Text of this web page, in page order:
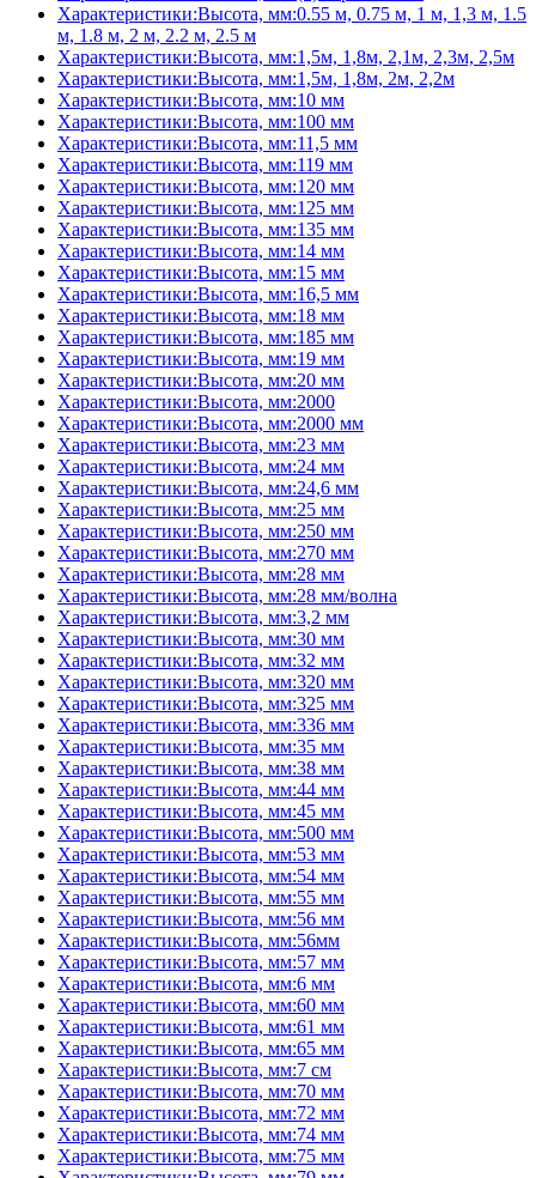
Характеристики:Высота, мм:0.55 м, 0.75 м, 1 м, 1,3 м, 1.5
м, 1.8 м, 2 м, 2.2 м, 2.5 м
Характеристики:Высота, мм:1,5м, 1,8м, 2,1м, 2,3м, 2,5м
Характеристики:Высота, мм:1,5м, 1,8м, 2м, 2,2м
Характеристики:Высота, мм:10 мм
Характеристики:Высота, мм:100 мм
Характеристики:Высота, мм:11,5 мм
Характеристики:Высота, мм:119 мм
Характеристики:Высота, мм:120 мм
Характеристики:Высота, мм:125 мм
Характеристики:Высота, мм:135 мм
Характеристики:Высота, мм:14 мм
Характеристики:Высота, мм:15 мм
Характеристики:Высота, мм:16,5 мм
Характеристики:Высота, мм:18 мм
Характеристики:Высота, мм:185 мм
Характеристики:Высота, мм:19 мм
Характеристики:Высота, мм:20 мм
Характеристики:Высота, мм:2000
Характеристики:Высота, мм:2000 мм
Характеристики:Высота, мм:23 мм
Характеристики:Высота, мм:24 мм
Характеристики:Высота, мм:24,6 мм
Характеристики:Высота, мм:25 мм
Характеристики:Высота, мм:250 мм
Характеристики:Высота, мм:270 мм
Характеристики:Высота, мм:28 мм
Характеристики:Высота, мм:28 мм/волна
Характеристики:Высота, мм:3,2 мм
Характеристики:Высота, мм:30 мм
Характеристики:Высота, мм:32 мм
Характеристики:Высота, мм:320 мм
Характеристики:Высота, мм:325 мм
Характеристики:Высота, мм:336 мм
Характеристики:Высота, мм:35 мм
Характеристики:Высота, мм:38 мм
Характеристики:Высота, мм:44 мм
Характеристики:Высота, мм:45 мм
Характеристики:Высота, мм:500 мм
Характеристики:Высота, мм:53 мм
Характеристики:Высота, мм:54 мм
Характеристики:Высота, мм:55 мм
Характеристики:Высота, мм:56 мм
Характеристики:Высота, мм:56мм
Характеристики:Высота, мм:57 мм
Характеристики:Высота, мм:6 мм
Характеристики:Высота, мм:60 мм
Характеристики:Высота, мм:61 мм
Характеристики:Высота, мм:65 мм
Характеристики:Высота, мм:7 см
Характеристики:Высота, мм:70 мм
Характеристики:Высота, мм:72 мм
Характеристики:Высота, мм:74 мм
Характеристики:Высота, мм:75 мм